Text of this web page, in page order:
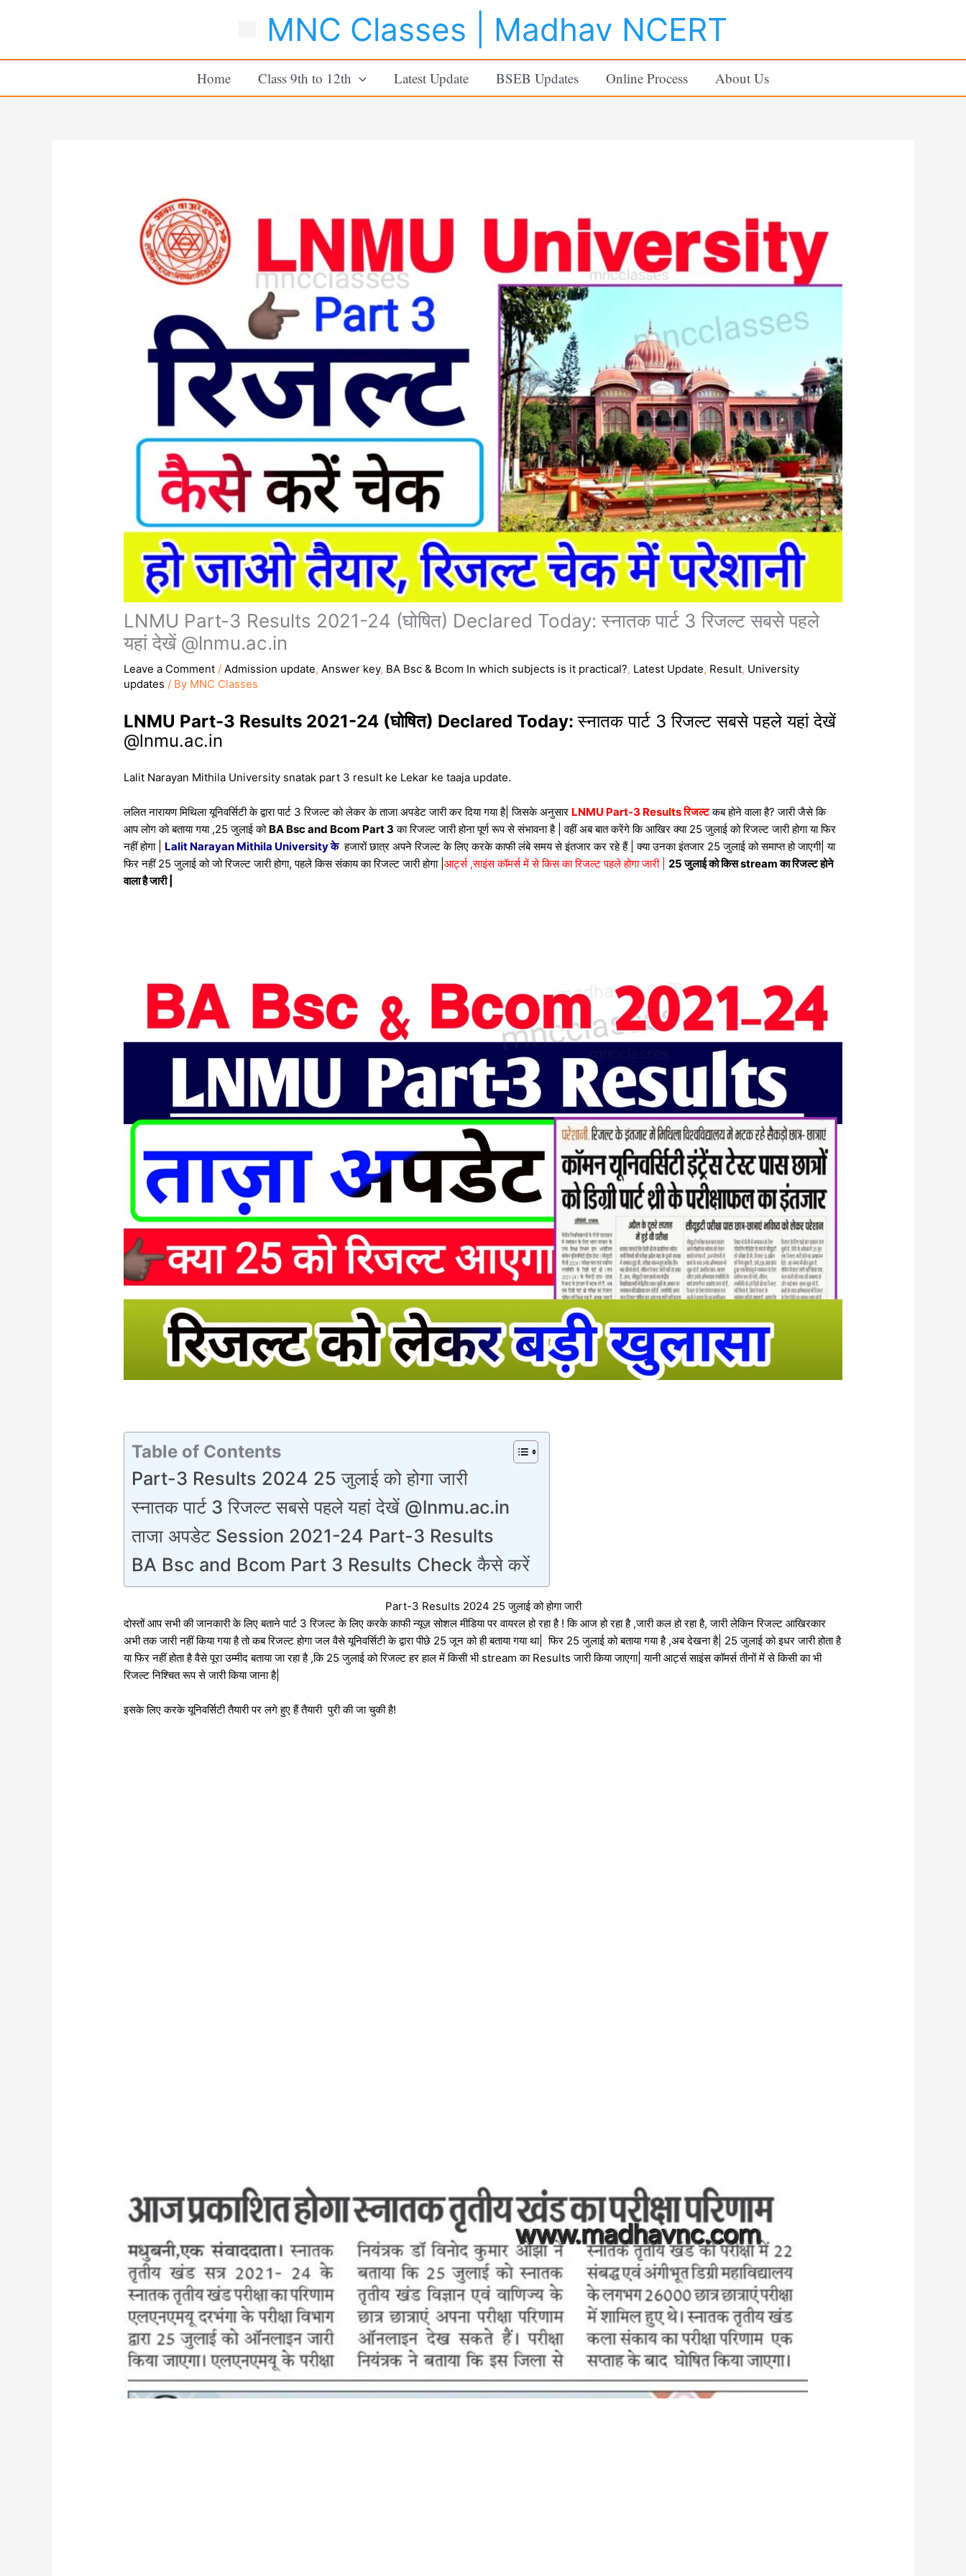
MNC Classes | Madhav NCERT
Home Class 9th to 12th Latest Update BSEB Updates Online Process About Us
LNMU Part-3 Results 2021-24 (घोषित) Declared Today: स्नातक पार्ट 3 रिजल्ट सबसे पहले
यहां देखें @lnmu.ac.in
Leave a Comment / Admission update, Answer key, BA Bsc & Bcom In which subjects is it practical?, Latest Update, Result, University
updates / By MNC Classes
LNMU Part-3 Results 2021-24 (घोषित) Declared Today:स्नातक पार्ट 3 रिजल्ट सबसे पहले यहां देखें
@lnmu.ac.in
Lalit Narayan Mithila University snatak part 3 result ke Lekar ke taaja update.
ललित नारायण मिथिला यूनिवर्सिटी के द्वारा पार्ट 3 रिजल्ट को लेकर के ताजा अपडेट जारी कर दिया गया है| जिसके अनुसार LNMU Part-3 Results रिजल्टकब होने वाला है? जारी जैसे कि
आप लोग को बताया गया ,25 जुलाई को BA Bsc and Bcom Part 3 का रिजल्ट जारी होना पूर्ण रूप से संभावना है | वहीं अब बात करेंगे कि आखिर क्या 25 जुलाई को रिजल्ट जारी होगा या फिर
नहीं होगा | Lalit Narayan Mithila University केहजारों छात्र अपने रिजल्ट के लिए करके काफी लंबे समय से इंतजार कर रहे हैं | क्या उनका इंतजार 25 जुलाई को समाप्त हो जाएगी| या
फिर नहीं 25 जुलाई को जो रिजल्ट जारी होगा, पहले किस संकाय का रिजल्ट जारी होगा |आर्ट्स ,साइंस कॉमर्स में से किस का रिजल्ट पहले होगा जारी | 25 जुलाई को किस stream का रिजल्ट होने
वाला है जारी |
Table of Contents
Part-3 Results 2024 25 जुलाई को होगा जारी
स्नातक पार्ट 3 रिजल्ट सबसे पहले यहां देखें @lnmu.ac.in
ताजा अपडेट Session 2021-24 Part-3 Results
BA Bsc and Bcom Part 3 Results Check कैसे करें
Part-3 Results 2024 25 जुलाई को होगा जारी
दोस्तों आप सभी की जानकारी के लिए बताने पार्ट 3 रिजल्ट के लिए करके काफी न्यूज़ सोशल मीडिया पर वायरल हो रहा है ! कि आज हो रहा है ,जारी कल हो रहा है, जारी लेकिन रिजल्ट आखिरकार
अभी तक जारी नहीं किया गया है तो कब रिजल्ट होगा जल वैसे यूनिवर्सिटी के द्वारा पीछे 25 जून को ही बताया गया था| फिर 25 जुलाई को बताया गया है ,अब देखना है| 25 जुलाई को इधर जारी होता है
या फिर नहीं होता है वैसे पूरा उम्मीद बताया जा रहा है ,कि 25 जुलाई को रिजल्ट हर हाल में किसी भी stream का Results जारी किया जाएगा| यानी आर्ट्स साइंस कॉमर्स तीनों में से किसी का भी
रिजल्ट निश्चित रूप से जारी किया जाना है|
इसके लिए करके यूनिवर्सिटी तैयारी पर लगे हुए हैं तैयारी पुरी की जा चुकी है!